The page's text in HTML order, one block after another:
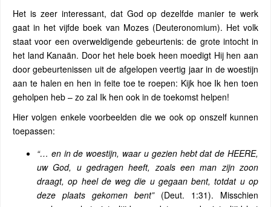
Het is zeer interessant, dat God op dezelfde manier te werk
gaat in het vijfde boek van Mozes (Deuteronomium). Het volk
staat voor een overweldigende gebeurtenis: de grote intocht in
het land Kanaän. Door het hele boek heen moedigt Hij hen aan
door gebeurtenissen uit de afgelopen veertig jaar in de woestijn
aan te halen en hen in feite toe te roepen: Kijk hoe Ik hen toen
geholpen heb – zo zal Ik hen ook in de toekomst helpen!
Hier volgen enkele voorbeelden die we ook op onszelf kunnen
toepassen:
“… en in de woestijn, waar u gezien hebt dat de HEERE,
uw God, u gedragen heeft, zoals een man zijn zoon
draagt, op heel de weg die u gegaan bent, totdat u op
deze plaats gekomen bent”(Deut. 1:31). Misschien